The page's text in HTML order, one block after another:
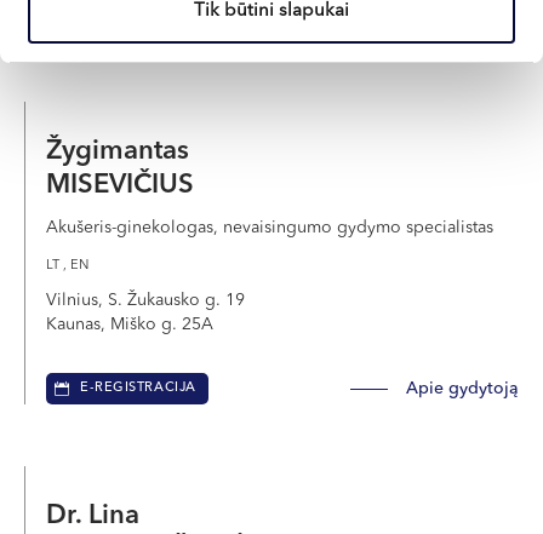
Tik būtini slapukai
Žygimantas
MISEVIČIUS
Akušeris-ginekologas, nevaisingumo gydymo specialistas
LT , EN
Vilnius, S. Žukausko g. 19
Kaunas, Miško g. 25A
E-REGISTRACIJA Apie gydytoją
Dr. Lina